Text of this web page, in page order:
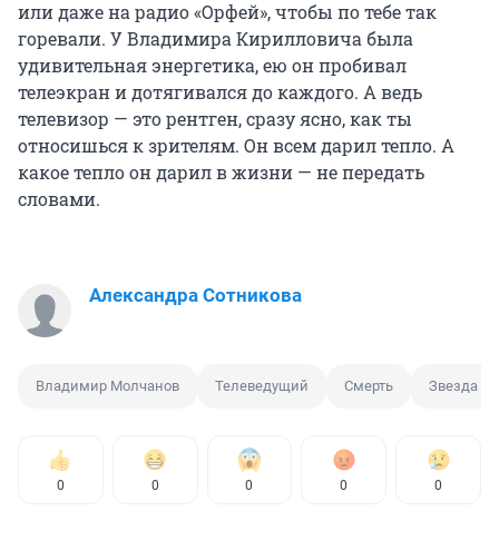
или даже на радио «Орфей», чтобы по тебе так
горевали. У Владимира Кирилловича была
удивительная энергетика, ею он пробивал
телеэкран и дотягивался до каждого. А ведь
телевизор — это рентген, сразу ясно, как ты
относишься к зрителям. Он всем дарил тепло. А
какое тепло он дарил в жизни — не передать
словами.
Александра Сотникова
Владимир Молчанов Телеведущий Смерть Звезда
0 0 0 0 0